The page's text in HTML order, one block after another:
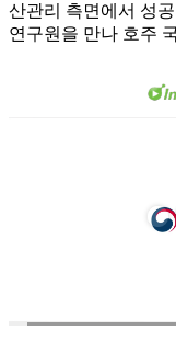
산관리 측면에서 성
연구원을 만나 호주